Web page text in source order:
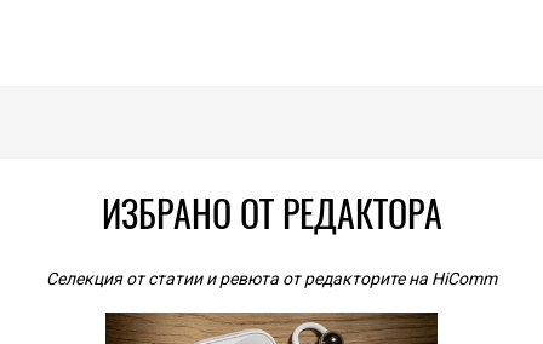
ИЗБРАНО ОТ РЕДАКТОРА
Селекция от статии и ревюта от редакторите на HiComm